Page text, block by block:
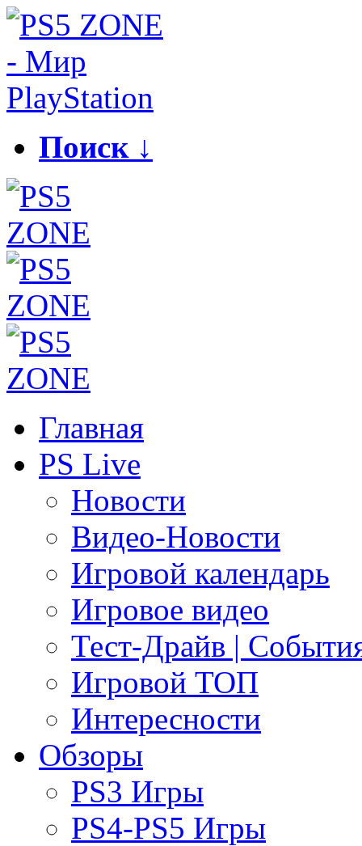
Поиск ↓
Главная
PS Live
Новости
Видео-Новости
Игровой календарь
Игровое видео
Тест-Драйв |
Игровой ТОП
Интересности
Обзоры
PS3 Игры
PS4-PS5 Игры